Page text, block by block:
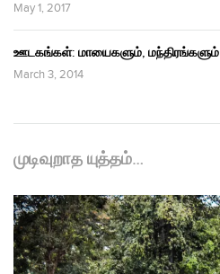
May 1, 2017
ஊடகங்கள்: மாயைகளும், மந்திரங்களும்
March 3, 2014
முடிவுறாத யுத்தம்…